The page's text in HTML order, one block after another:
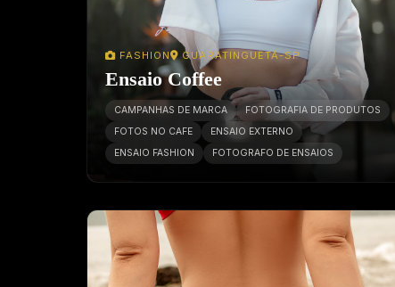
FASHION GUARATINGUETÁ-SP
Ensaio Coffee
CAMPANHAS DE MARCA
FOTOGRAFIA DE PRODUTOS
FOTOS NO CAFE
ENSAIO EXTERNO
ENSAIO FASHION
FOTOGRAFO DE ENSAIOS